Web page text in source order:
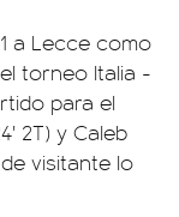
a Lecce como
torneo Italia -
para el
2T) y Caleb
visitante lo